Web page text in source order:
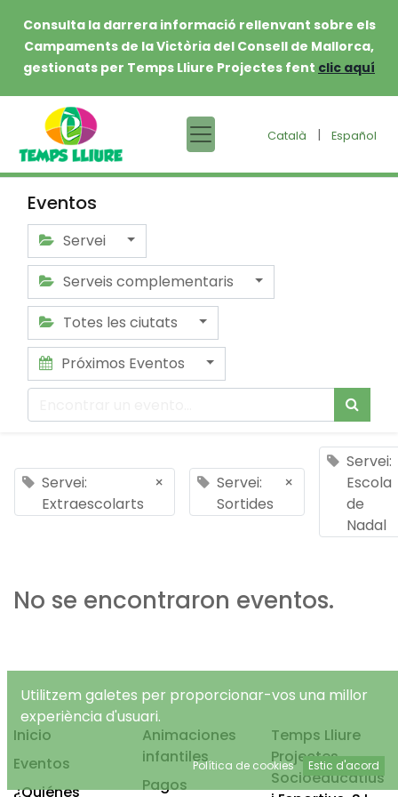
Consulta la darrera informació rellenvant sobre els
Campaments de la Victòria del Consell de Mallorca,
gestionats per Temps Lliure Projectes fent clic aquí
Català | Español
Eventos
Servei
Serveis complementaris
Totes les ciutats
Próximos Eventos
Servei:
Extraescolarts
×
Servei:
Sortides
×
Servei:
Escola
de
Nadal
No se encontraron eventos.
Inicio
Eventos
¿Quiénes
Animaciones
infantiles
Pagos
Temps Lliure
Projectes
Socioeducatius
Utilitzem galetes per proporcionar-vos una millor
experiència d'usuari.
Política de cookies Estic d'acord